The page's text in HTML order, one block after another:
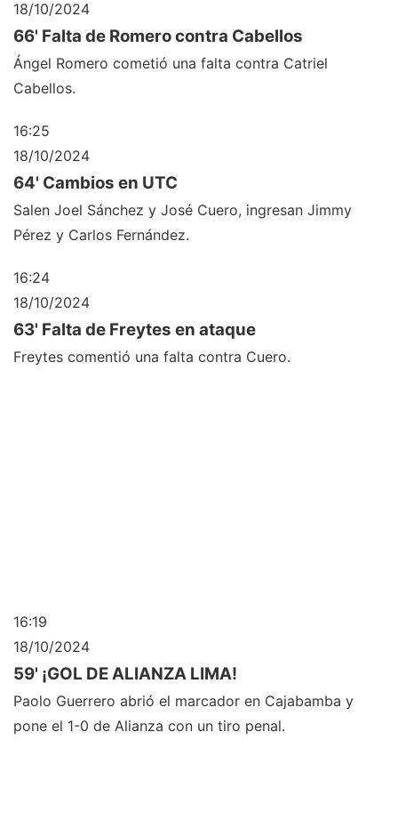
18/10/2024
66' Falta de Romero contra Cabellos
Ángel Romero cometió una falta contra Catriel
Cabellos.
16:25
18/10/2024
64' Cambios en UTC
Salen Joel Sánchez y José Cuero, ingresan Jimmy
Pérez y Carlos Fernández.
16:24
18/10/2024
63' Falta de Freytes en ataque
Freytes comentió una falta contra Cuero.
16:19
18/10/2024
59' ¡GOL DE ALIANZA LIMA!
Paolo Guerrero abrió el marcador en Cajabamba y
pone el 1-0 de Alianza con un tiro penal.